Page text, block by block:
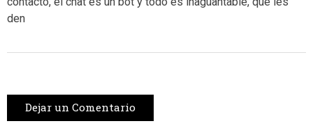
den
Dejar un Comentario